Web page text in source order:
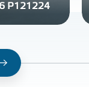
P121224